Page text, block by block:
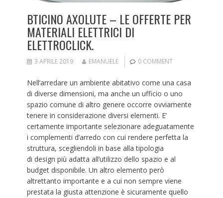
BTICINO AXOLUTE – LE OFFERTE PER
MATERIALI ELETTRICI DI
ELETTROCLICK.
3 APRILE 2019 EMANUELE 0 COMMENT
Nell’arredare un ambiente abitativo come una casa
di diverse dimensioni, ma anche un ufficio o uno
spazio comune di altro genere occorre ovviamente
tenere in considerazione diversi elementi. E’
certamente importante selezionare adeguatamente
i complementi d’arredo con cui rendere perfetta la
struttura, scegliendoli in base alla tipologia
di design più adatta all’utilizzo dello spazio e al
budget disponibile. Un altro elemento però
altrettanto importante e a cui non sempre viene
prestata la giusta attenzione è sicuramente quello